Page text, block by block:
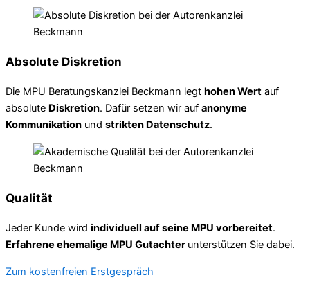
Absolute Diskretion
Die MPU Beratungskanzlei Beckmann legt hohen Wert auf
absolute Diskretion. Dafür setzen wir auf anonyme
Kommunikation und strikten Datenschutz.
Qualität
Jeder Kunde wird individuell auf seine MPU vorbereitet.
Erfahrene ehemalige MPU Gutachter unterstützen Sie dabei.
Zum kostenfreien Erstgespräch